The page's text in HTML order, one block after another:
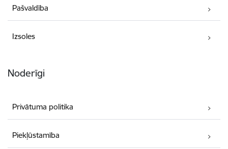
Pašvaldība
Izsoles
Noderīgi
Privātuma politika
Piekļūstamība